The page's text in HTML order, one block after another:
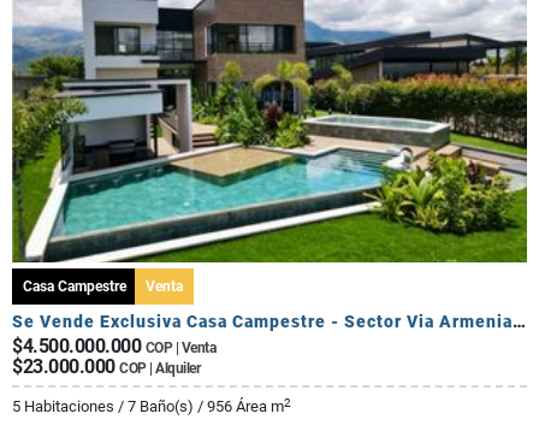
Casa Campestre Venta
Se Vende Exclusiva Casa Campestre - Sector Via Armenia Calarca
$4.500.000.000 COP | Venta
$23.000.000 COP | Alquiler
5 Habitaciones / 7 Baño(s) / 956 Área m2